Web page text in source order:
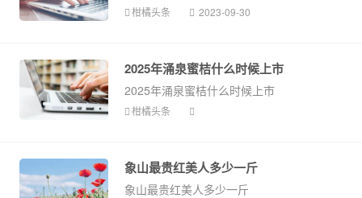
柑橘头条 2023-09-30
2025年涌泉蜜桔什么时候上市
2025年涌泉蜜桔什么时候上市
柑橘头条
象山最贵红美人多少一斤
象山最贵红美人多少一斤